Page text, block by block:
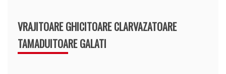
VRAJITOARE GHICITOARE CLARVAZATOARE
TAMADUITOARE GALATI